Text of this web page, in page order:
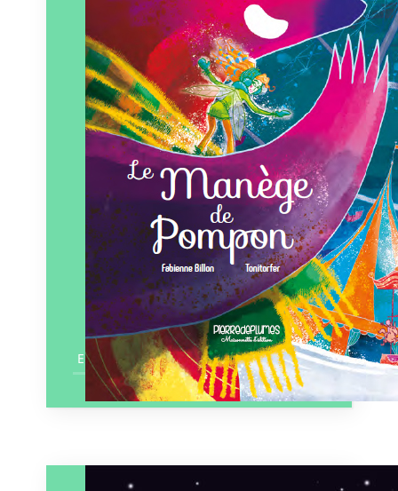
Éditeur :Pierredeplumes
Paru le31/08/2023
En savoir plus